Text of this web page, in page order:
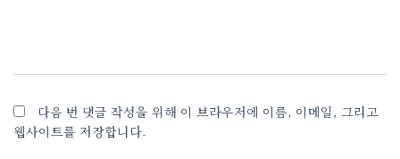
다음 번 댓글 작성을 위해 이 브라우저에 이름, 이메일, 그리고
웹사이트를 저장합니다.